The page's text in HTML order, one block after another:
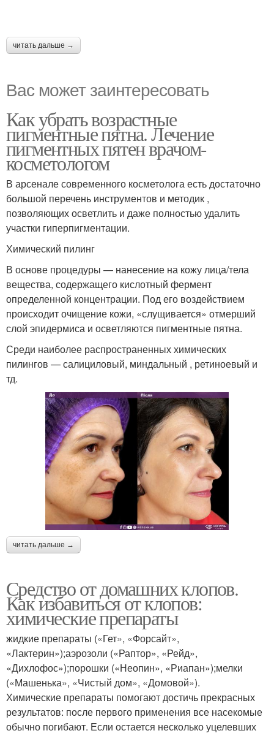
читать дальше →
Вас может заинтересовать
Как убрать возрастные
пигментные пятна. Лечение
пигментных пятен врачом-
косметологом
В арсенале современного косметолога есть достаточно
большой перечень инструментов и методик ,
позволяющих осветлить и даже полностью удалить
участки гиперпигментации.
Химический пилинг
В основе процедуры — нанесение на кожу лица/тела
вещества, содержащего кислотный фермент
определенной концентрации. Под его воздействием
происходит очищение кожи, «слущивается» отмерший
слой эпидермиса и осветляются пигментные пятна.
Среди наиболее распространенных химических
пилингов — салициловый, миндальный , ретиноевый и
тд.
читать дальше →
Средство от домашних клопов.
Как избавиться от клопов:
химические препараты
жидкие препараты («Гет», «Форсайт»,
«Лактерин»);аэрозоли («Раптор», «Рейд»,
«Дихлофос»);порошки («Неопин», «Риапан»);мелки
(«Машенька», «Чистый дом», «Домовой»).
Химические препараты помогают достичь прекрасных
результатов: после первого применения все насекомые
обычно погибают. Если остается несколько уцелевших